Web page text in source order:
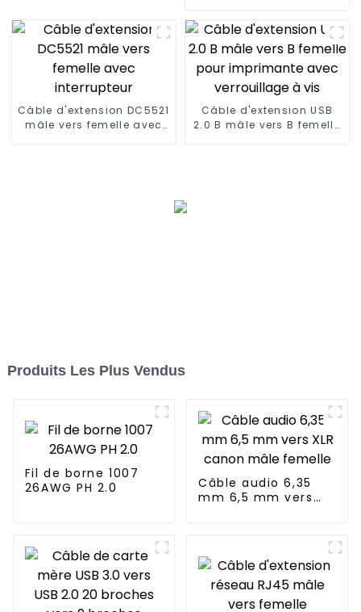
AC100-250 V avec
minuterie
Câble d'extension DC5521
mâle vers femelle avec
Câble d'extension USB
2.0 B mâle vers B femelle
Produits Les Plus Vendus
Fil de borne 1007
26AWG PH 2.0
Câble audio 6,35
mm 6,5 mm vers